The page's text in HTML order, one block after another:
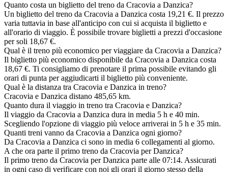
Quanto costa un biglietto del treno da Cracovia a Danzica?
Un biglietto del treno da Cracovia a Danzica costa 19,21 €. Il prezzo
varia tuttavia in base all'anticipo con cui si acquista il biglietto e
all'orario di viaggio. È possibile trovare biglietti a prezzi d'occasione
per soli 18,67 €.
Qual è il treno più economico per viaggiare da Cracovia a Danzica?
Il biglietto più economico disponibile da Cracovia a Danzica costa
18,67 €. Ti consigliamo di prenotare il prima possibile evitando gli
orari di punta per aggiudicarti il biglietto più conveniente.
Qual è la distanza tra Cracovia e Danzica in treno?
Cracovia e Danzica distano 485,65 km.
Quanto dura il viaggio in treno tra Cracovia e Danzica?
Il viaggio da Cracovia a Danzica dura in media 5 h e 40 min.
Scegliendo l'opzione di viaggio più veloce arriverai in 5 h e 35 min.
Quanti treni vanno da Cracovia a Danzica ogni giorno?
Da Cracovia a Danzica ci sono in media 6 collegamenti al giorno.
A che ora parte il primo treno da Cracovia per Danzica?
Il primo treno da Cracovia per Danzica parte alle 07:14. Assicurati
in ogni caso di verificare con noi gli orari il giorno stesso della